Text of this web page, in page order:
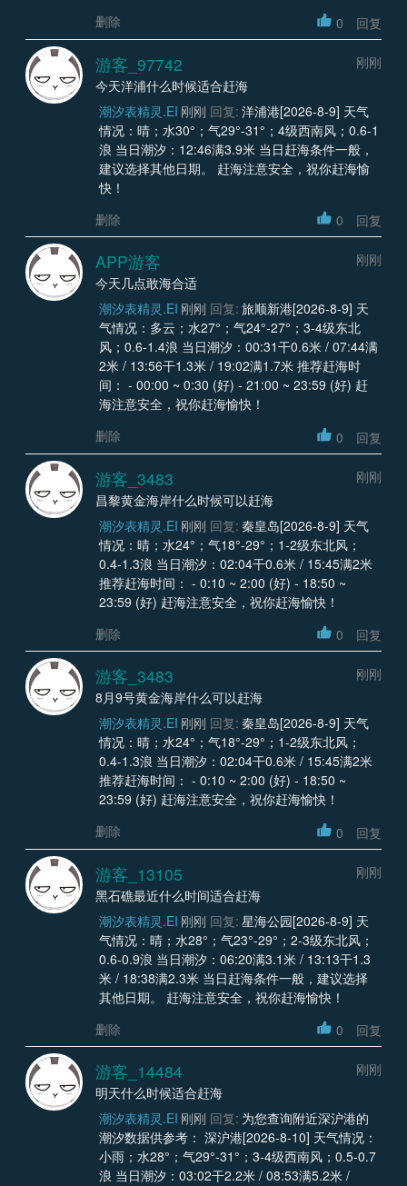
删除
0 回复
游客_97742
刚刚
今天洋浦什么时候适合赶海
潮汐表精灵.EI 刚刚 回复: 洋浦港[2026-8-9] 天气
情况：晴；水30°；气29°-31°；4级西南风；0.6-1
浪 当日潮汐：12:46满3.9米 当日赶海条件一般，
建议选择其他日期。 赶海注意安全，祝你赶海愉
快！
删除
0 回复
APP游客
刚刚
今天几点敢海合适
潮汐表精灵.EI 刚刚 回复: 旅顺新港[2026-8-9] 天
气情况：多云；水27°；气24°-27°；3-4级东北
风；0.6-1.4浪 当日潮汐：00:31干0.6米 / 07:44满
2米 / 13:56干1.3米 / 19:02满1.7米 推荐赶海时
间： - 00:00 ~ 0:30 (好) - 21:00 ~ 23:59 (好) 赶
海注意安全，祝你赶海愉快！
删除
0 回复
游客_3483
刚刚
昌黎黄金海岸什么时候可以赶海
潮汐表精灵.EI 刚刚 回复: 秦皇岛[2026-8-9] 天气
情况：晴；水24°；气18°-29°；1-2级东北风；
0.4-1.3浪 当日潮汐：02:04干0.6米 / 15:45满2米
推荐赶海时间： - 0:10 ~ 2:00 (好) - 18:50 ~
23:59 (好) 赶海注意安全，祝你赶海愉快！
删除
0 回复
游客_3483
刚刚
8月9号黄金海岸什么可以赶海
潮汐表精灵.EI 刚刚 回复: 秦皇岛[2026-8-9] 天气
情况：晴；水24°；气18°-29°；1-2级东北风；
0.4-1.3浪 当日潮汐：02:04干0.6米 / 15:45满2米
推荐赶海时间： - 0:10 ~ 2:00 (好) - 18:50 ~
23:59 (好) 赶海注意安全，祝你赶海愉快！
删除
0 回复
游客_13105
刚刚
黑石礁最近什么时间适合赶海
潮汐表精灵.EI 刚刚 回复: 星海公园[2026-8-9] 天
气情况：晴；水28°；气23°-29°；2-3级东北风；
0.6-0.9浪 当日潮汐：06:20满3.1米 / 13:13干1.3
米 / 18:38满2.3米 当日赶海条件一般，建议选择
其他日期。 赶海注意安全，祝你赶海愉快！
删除
0 回复
游客_14484
刚刚
明天什么时候适合赶海
潮汐表精灵.EI 刚刚 回复: 为您查询附近深沪港的
潮汐数据供参考： 深沪港[2026-8-10] 天气情况：
小雨；水28°；气29°-31°；3-4级西南风；0.5-0.7
浪 当日潮汐：03:02干2.2米 / 08:53满5.2米 /